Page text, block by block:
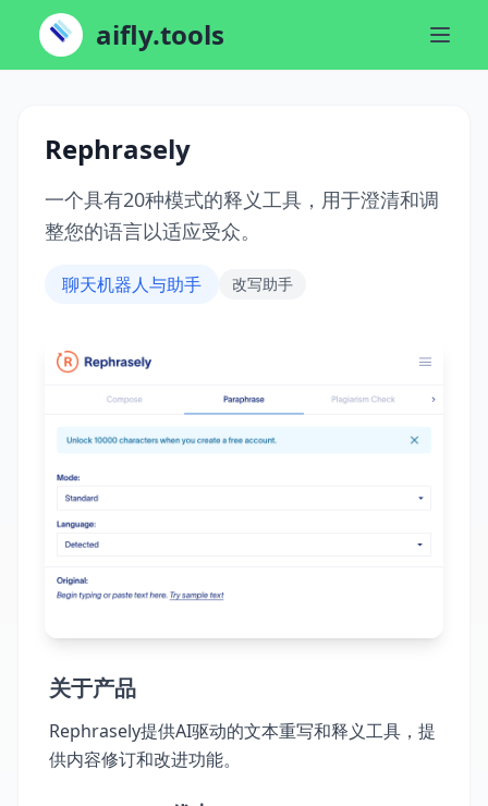
aifly.tools
Rephrasely
一个具有20种模式的释义工具，用于澄清和调
整您的语言以适应受众。
聊天机器人与助手 改写助手
关于产品
Rephrasely提供AI驱动的文本重写和释义工具，提
供内容修订和改进功能。